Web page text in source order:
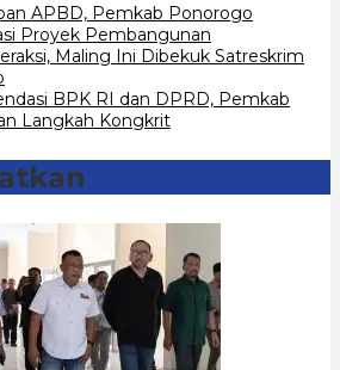
APBD, Pemkab Ponorogo
Proyek Pembangunan
Maling Ini Dibekuk Satreskrim
BPK RI dan DPRD, Pemkab
Langkah Kongkrit